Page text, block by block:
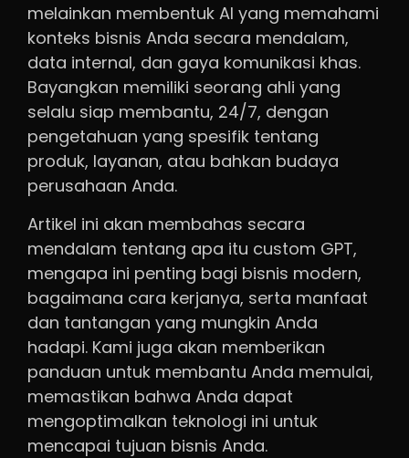
melainkan membentuk AI yang memahami
konteks bisnis Anda secara mendalam,
data internal, dan gaya komunikasi khas.
Bayangkan memiliki seorang ahli yang
selalu siap membantu, 24/7, dengan
pengetahuan yang spesifik tentang
produk, layanan, atau bahkan budaya
perusahaan Anda.
Artikel ini akan membahas secara
mendalam tentang apa itu custom GPT,
mengapa ini penting bagi bisnis modern,
bagaimana cara kerjanya, serta manfaat
dan tantangan yang mungkin Anda
hadapi. Kami juga akan memberikan
panduan untuk membantu Anda memulai,
memastikan bahwa Anda dapat
mengoptimalkan teknologi ini untuk
mencapai tujuan bisnis Anda.